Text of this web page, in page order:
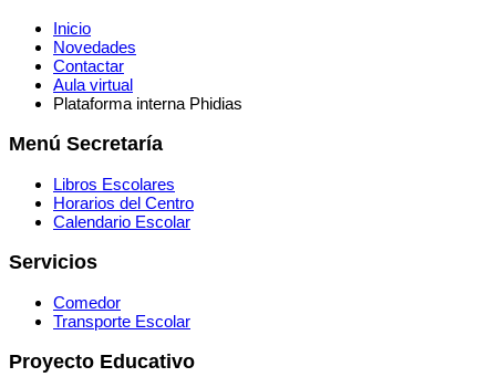
Inicio
Novedades
Contactar
Aula virtual
Plataforma interna Phidias
Menú Secretaría
Libros Escolares
Horarios del Centro
Calendario Escolar
Servicios
Comedor
Transporte Escolar
Proyecto Educativo